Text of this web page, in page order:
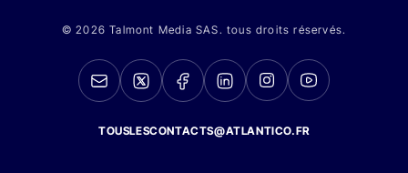
© 2026 Talmont Media SAS. tous droits réservés.
TOUSLESCONTACTS@ATLANTICO.FR